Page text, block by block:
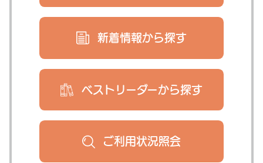
新着情報から探す
ベストリーダーから探す
ご利用状況照会